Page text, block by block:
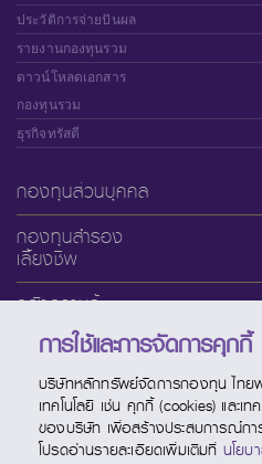
ประวัติการจ่ายปันผล
รายงานกองทุนรวม
ดาวน์โหลดเอกสาร
กองทุนรวม
ธุรกิจทรัสตี
กองทุนส่วนบุคคล
กองทุนสำรอง
เลี้ยงชีพ
คลังความรู้
เกี่ยวกับ SCBAM
บริการออนไลน์
ช่องทางบริการ
การใช้และการจัดการคุกกี้
บริษัทหลักทรัพย์จัดการกองทุน ไทย
เทคโนโลยี เช่น คุกกี้ (cookies) และเ
ของบริษัท เพื่อสร้างประสบการณ์กา
โปรดอ่านรายละเอียดเพิ่มเติมที่ นโยบ